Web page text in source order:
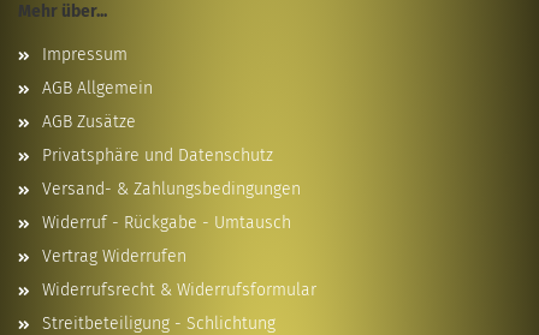
Mehr über...
Impressum
AGB Allgemein
AGB Zusätze
Privatsphäre und Datenschutz
Versand- & Zahlungsbedingungen
Widerruf - Rückgabe - Umtausch
Vertrag Widerrufen
Widerrufsrecht & Widerrufsformular
Streitbeteiligung - Schlichtung